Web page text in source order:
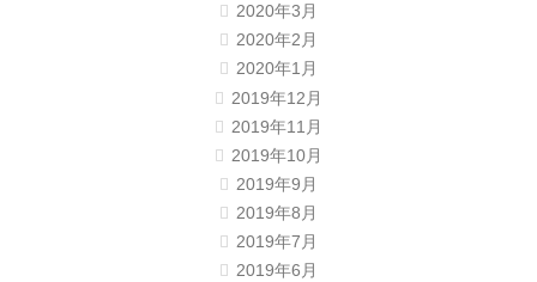
2020年3月
2020年2月
2020年1月
2019年12月
2019年11月
2019年10月
2019年9月
2019年8月
2019年7月
2019年6月